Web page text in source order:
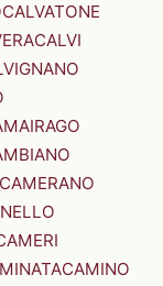
CALVATONE
CALVI
CAMERANO
CAMINO